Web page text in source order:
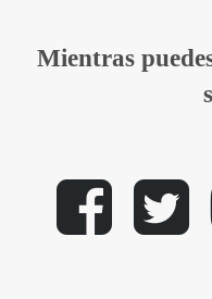
Mientras